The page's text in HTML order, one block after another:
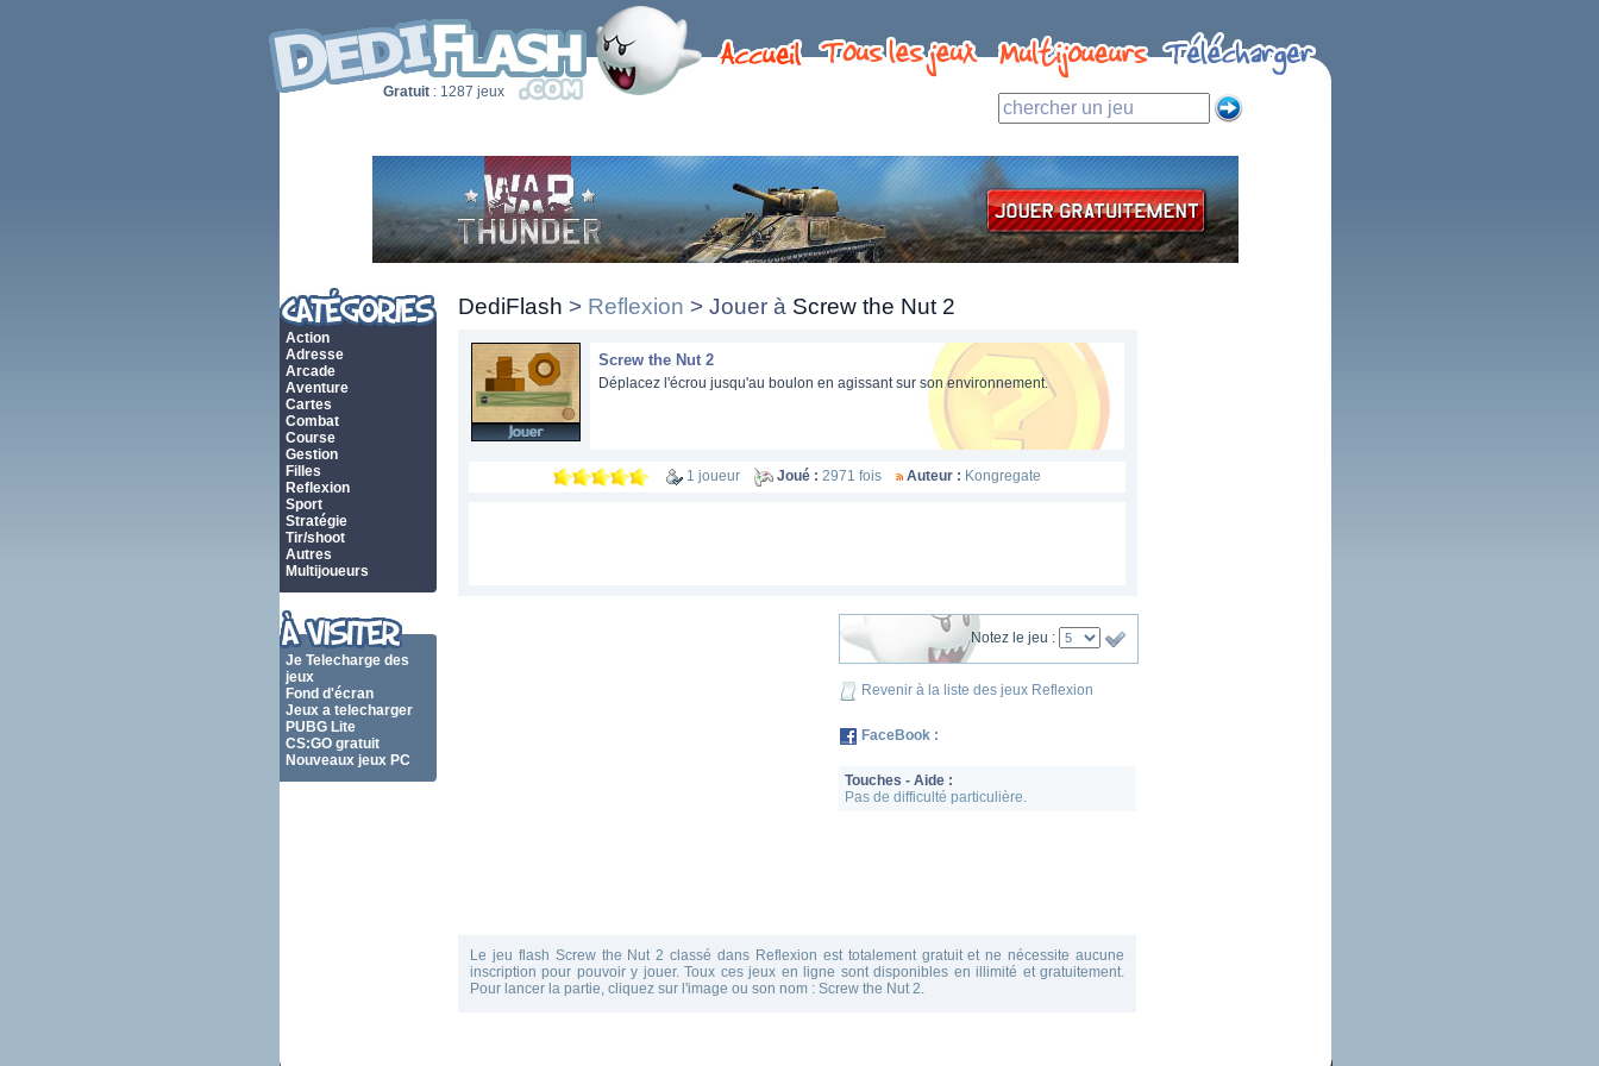
Gratuit : 1287 jeux
Action
Adresse
Arcade
Aventure
Cartes
Combat
Course
Gestion
Filles
Reflexion
Sport
Stratégie
Tir/shoot
Autres
Multijoueurs
Je Telecharge des
jeux
Fond d'écran
Jeux a telecharger
PUBG Lite
CS:GO gratuit
Nouveaux jeux PC
DediFlash > Reflexion > Jouer à Screw the Nut 2
Screw the Nut 2
Déplacez l'écrou jusqu'au boulon en agissant sur son environnement.
1 joueur Joué : 2971 fois Auteur : Kongregate
Notez le jeu :
Revenir à la liste des jeux Reflexion
FaceBook :
Touches - Aide :
Pas de difficulté particulière.
Le jeu flash Screw the Nut 2 classé dans Reflexion est totalement gratuit et ne nécessite aucune
inscription pour pouvoir y jouer. Toux ces jeux en ligne sont disponibles en illimité et gratuitement.
Pour lancer la partie, cliquez sur l'image ou son nom : Screw the Nut 2.